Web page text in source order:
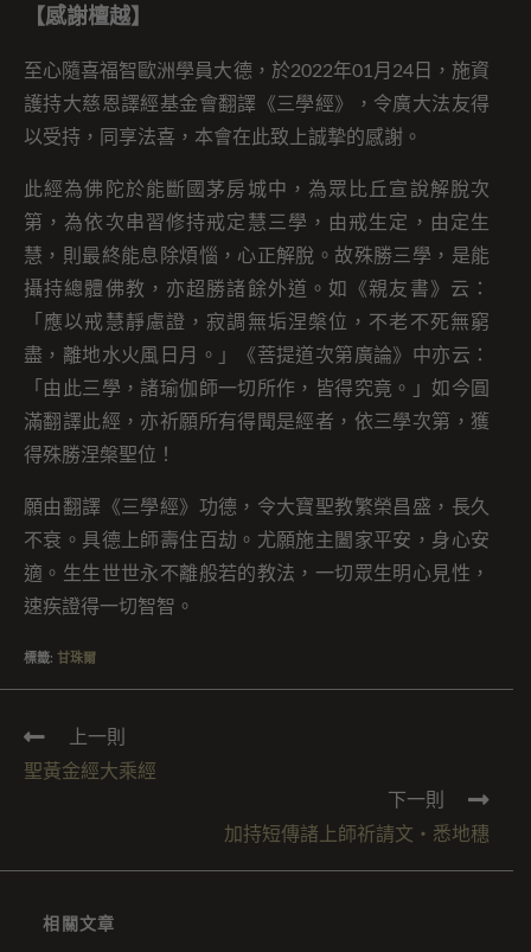
【感謝檀越】
至心隨喜福智歐洲學員大德，於2022年01月24日，施資
護持大慈恩譯經基金會翻譯《三學經》，令廣大法友得
以受持，同享法喜，本會在此致上誠摯的感謝。
此經為佛陀於能斷國茅房城中，為眾比丘宣說解脫次
第，為依次串習修持戒定慧三學，由戒生定，由定生
慧，則最終能息除煩惱，心正解脫。故殊勝三學，是能
攝持總體佛教，亦超勝諸餘外道。如《親友書》云：
「應以戒慧靜慮證，寂調無垢涅槃位，不老不死無窮
盡，離地水火風日月。」《菩提道次第廣論》中亦云：
「由此三學，諸瑜伽師一切所作，皆得究竟。」如今圓
滿翻譯此經，亦祈願所有得聞是經者，依三學次第，獲
得殊勝涅槃聖位！
願由翻譯《三學經》功德，令大寶聖教繁榮昌盛，長久
不衰。具德上師壽住百劫。尤願施主闔家平安，身心安
適。生生世世永不離般若的教法，一切眾生明心見性，
速疾證得一切智智。
標籤: 甘珠爾
上一則
聖黃金經大乘經
下一則
加持短傳諸上師祈請文・悉地穗
相關文章